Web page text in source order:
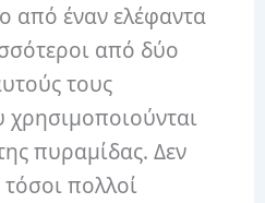
από έναν ελέφαντα
από δύο
τους
πυραμίδας. Δεν
πολλοί